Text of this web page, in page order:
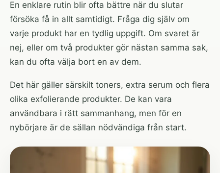
En enklare rutin blir ofta bättre när du slutar
försöka få in allt samtidigt. Fråga dig själv om
varje produkt har en tydlig uppgift. Om svaret är
nej, eller om två produkter gör nästan samma sak,
kan du ofta välja bort en av dem.
Det här gäller särskilt toners, extra serum och flera
olika exfolierande produkter. De kan vara
användbara i rätt sammanhang, men för en
nybörjare är de sällan nödvändiga från start.